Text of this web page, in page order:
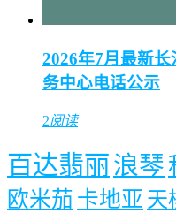
2026年7月最新
务中心电话公示
2阅读
百达翡丽 浪琴
欧米茄 卡地亚 天